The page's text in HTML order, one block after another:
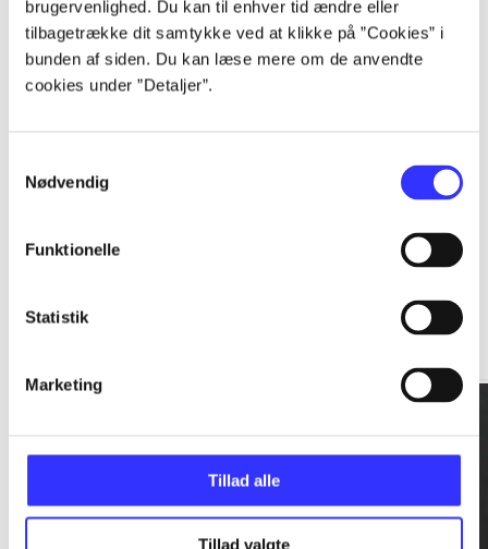
brugervenlighed. Du kan til enhver tid ændre eller
tilbagetrække dit samtykke ved at klikke på ”Cookies” i
bunden af siden. Du kan læse mere om de anvendte
cookies under ”Detaljer”.
Nødvendig
Funktionelle
Statistik
Marketing
Tillad alle
Tillad valgte
...